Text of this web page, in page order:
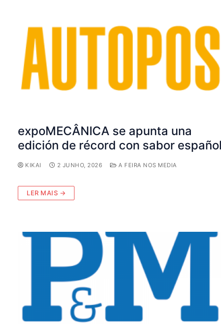
expoMECÂNICA se apunta una
edición de récord con sabor
KIKAI 2 JUNHO, 2026 A FEIRA NOS MEDIA
LER MAIS →